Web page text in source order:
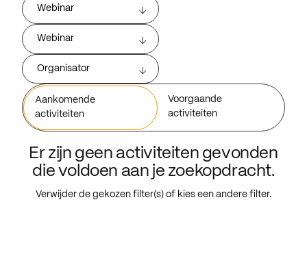
Webinar
Webinar
Organisator
Aankomende
activiteiten
Voorgaande
activiteiten
Er zijn geen activiteiten gevonden
die voldoen aan je zoekopdracht.
Verwijder de gekozen filter(s) of kies een andere filter.